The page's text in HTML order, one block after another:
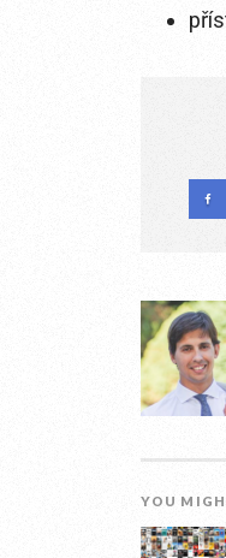
YOU